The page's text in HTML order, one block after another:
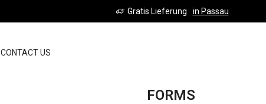
Gratis Lieferung in Passau
CONTACT US
FORMS